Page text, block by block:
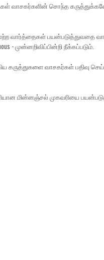
வாசகர்களின் சொந்த
வார்த்தைகள்
- முன்னறிவிப்பின்றி நீக்கப்படும்.
கருத்துகளை வாசகர்கள் பதிவு
மின்னஞ்சல் முகவரியை